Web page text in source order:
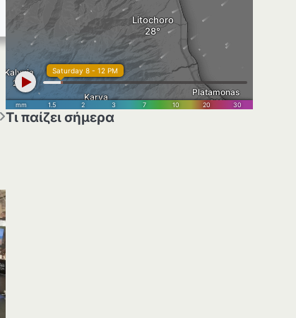
Τι παίζει σήμερα